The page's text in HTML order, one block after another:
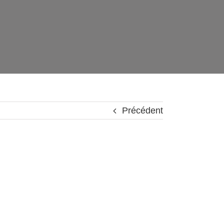
Précédent